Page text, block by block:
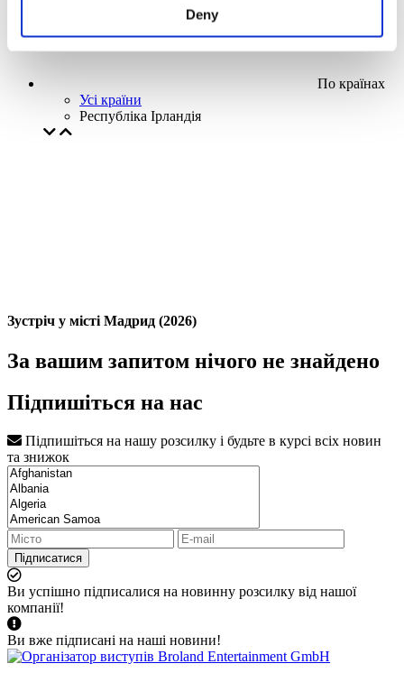
Deny
По країнах
Усі країни
Республіка Ірландія
Зустріч у місті Мадрид (2026)
За вашим запитом нічого не знайдено
Підпишіться на нас
Підпишіться на нашу розсилку і будьте в курсі всіх новин
та знижок
Підписатися
Ви успішно підписалися на новинну розсилку від нашої
компанії!
Ви вже підписані на наші новини!